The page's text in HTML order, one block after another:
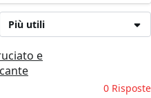
Più utili
e
0 Risposte